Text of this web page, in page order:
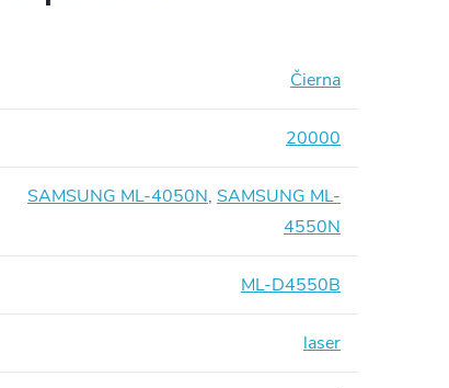
Čierna
20000
SAMSUNG ML-4050N, SAMSUNG ML-
4550N
ML-D4550B
laser